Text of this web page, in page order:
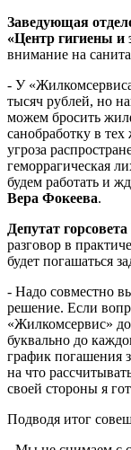
Заведующая
«Центр гигиены и
внимание на
- У
тысяч рублей, но
можем бросить
санобработку в
угроза
геморрагическая
будем работать и
Вера Фокеева.
Депутат
разговор в
будет погашаться
- Надо совместно
решение. Если
«Жилкомсервис»
буквально до
график погашения
на что
своей стороны я
Подводя итог